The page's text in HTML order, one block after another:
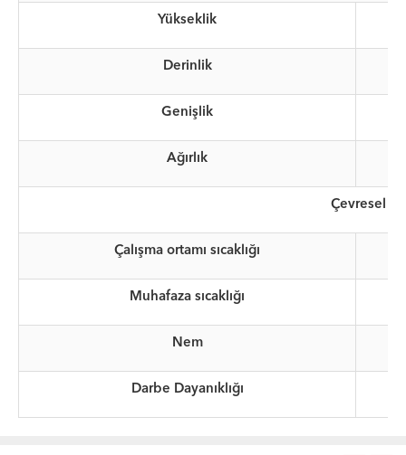
Yükseklik
Derinlik
Genişlik
Ağırlık
Çevresel
Çalışma ortamı sıcaklığı
Muhafaza sıcaklığı
Nem
Darbe Dayanıklığı